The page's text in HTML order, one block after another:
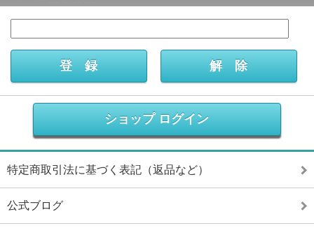
ショップ ログイン
特定商取引法に基づく表記（返品など）
公式ブログ